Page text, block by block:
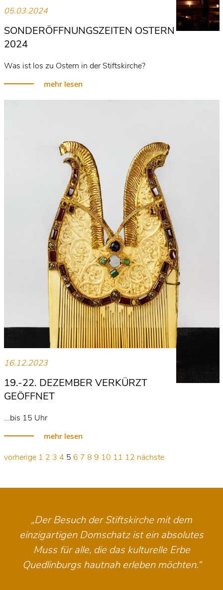
05.03.2024
SONDERÖFFNUNGSZEITEN OSTERN
2024
Was ist los zu Ostern in der Stiftskirche?
mehr lesen
16.12.2023
19.-22. DEZEMBER VERKÜRZT
GEÖFFNET
...bis 15 Uhr
mehr lesen
vorherige 1 2 3 4 5 6 7 8 9 10 11 12 nächste
„Der Besuch der Stiftskirche mit dem
einzigartigen Domschatz ist ein absolutes
Muss für alle, die das kulturelle Erbe
Quedlinburgs hautnah erleben möchten.“